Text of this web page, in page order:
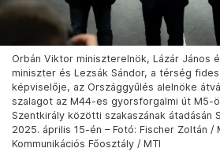
Orbán Viktor miniszterelnök, Lázár János
miniszter és Lezsák Sándor, a térség
képviselője, az Országgyűlés alelnöke
szalagot az M44-es gyorsforgalmi út M5-
Szentkirály közötti szakaszának átadásán
2025. április 15-én – Fotó: Fischer Zoltán /
Kommunikációs Főosztály / MTI